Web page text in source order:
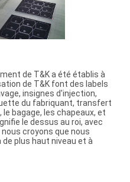
de T&K a été établis à
de T&K font des labels
insignes d'injection,
du fabriquant, transfert
bagage, les chapeaux, et
le dessus au roi, avec
croyons que nous
plus haut niveau et à